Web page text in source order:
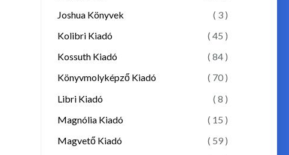
Joshua Könyvek
( 3 )
Kolibri Kiadó
( 45 )
Kossuth Kiadó
( 84 )
Könyvmolyképző Kiadó
( 70 )
Libri Kiadó
( 8 )
Magnólia Kiadó
( 15 )
Magvető Kiadó
( 59 )